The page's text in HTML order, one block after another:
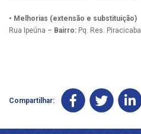
• Melhorias (extensão e substituição)
Rua Ipeúna – Bairro: Pq. Res. Piracicaba
Compartilhar: